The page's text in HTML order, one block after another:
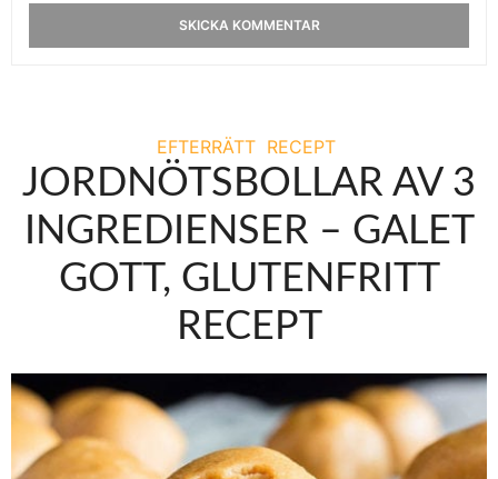
EFTERRÄTT RECEPT
JORDNÖTSBOLLAR AV 3
INGREDIENSER – GALET
GOTT, GLUTENFRITT
RECEPT